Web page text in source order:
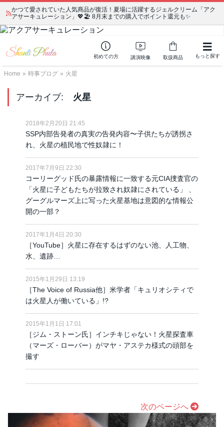
かつて愛されていた人気商品が復活！夏場に活躍するジェルクリーム「アク
アサーキュレーション」💖🏖️ 8月末までの購入でポイント還元も✨
初めての方 講演映像 取扱商品 もっと探す
Home » 時事ブログ » 火星
アーカイブ: 火星
2018年2月20日 21:45
SSP内部告発者の真実の告発内容〜子供たちが誘拐さ
れ、火星の植民地で性奴隷に！
2017年7月9日 22:30
コーリーグッド氏の暴露情報に一致する元CIA捜査官の
「火星に子どもたちが拉致され奴隷にされている」 、
グーグルマーズ上に写った火星基地は意図的な情報公
開の一部？
2017年1月4日 20:30
［YouTube］火星に存在するはずのない池、人工物、
水、遺跡…
2015年1月29日 13:19
［The Voice of Russia他］米学者「キュリオシティで
は火星人が働いている」!?
2015年1月1日 17:01
［ジム・ストーン氏］インチキじゃない！火星探査車
（マーズ・ローバー）がマヤ・アステカ様式の頭部を
撮す
次のページへ